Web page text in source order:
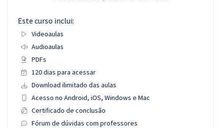
Este curso inclui:
Videoaulas
Audioaulas
PDFs
120 dias para acessar
Download ilimitado das aulas
Acesso no Android, iOS, Windows e Mac
Certificado de conclusão
Fórum de dúvidas com professores